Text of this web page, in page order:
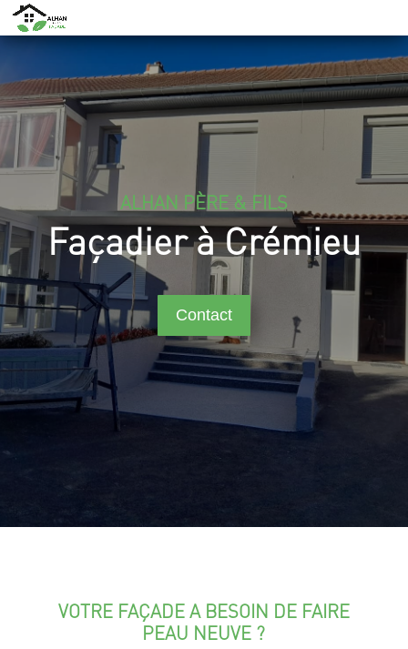
ALHAN PÈRE & FILS
Façadier à Crémieu
Contact
VOTRE FAÇADE A BESOIN DE FAIRE
PEAU NEUVE ?